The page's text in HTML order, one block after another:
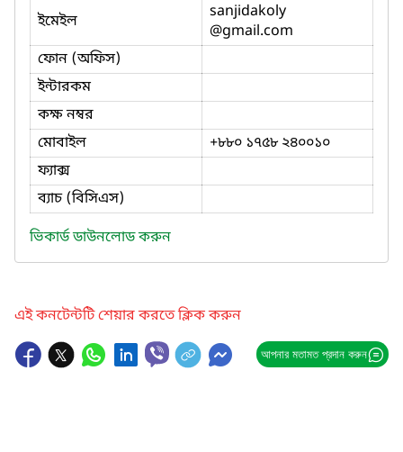
ইমেইল
sanjidakoly
@gmail.com
ফোন (অফিস)
ইন্টারকম
কক্ষ নম্বর
মোবাইল
+৮৮০ ১৭৫৮ ২৪০০১০
ফ্যাক্স
ব্যাচ (বিসিএস)
ভিকার্ড ডাউনলোড করুন
এই কনটেন্টটি শেয়ার করতে ক্লিক করুন
আপনার মতামত প্রদান করুন